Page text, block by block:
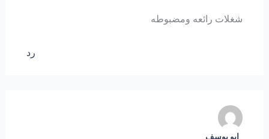
شغلات رائعه ومضبوطه
رد
ابو يوسف